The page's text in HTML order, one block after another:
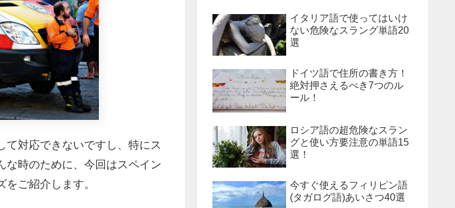
て対応できないですし、特にス
な時のために、今回はスペイン
ご紹介します。
イタリア語で使ってはいけ
ない危険なスラング単語20
選
ドイツ語で住所の書き方！
絶対押さえるべき7つのル
ール！
ロシア語の超危険なスラン
グと使い方要注意の単語15
選！
今すぐ使えるフィリピン語
(タガログ語)あいさつ40選